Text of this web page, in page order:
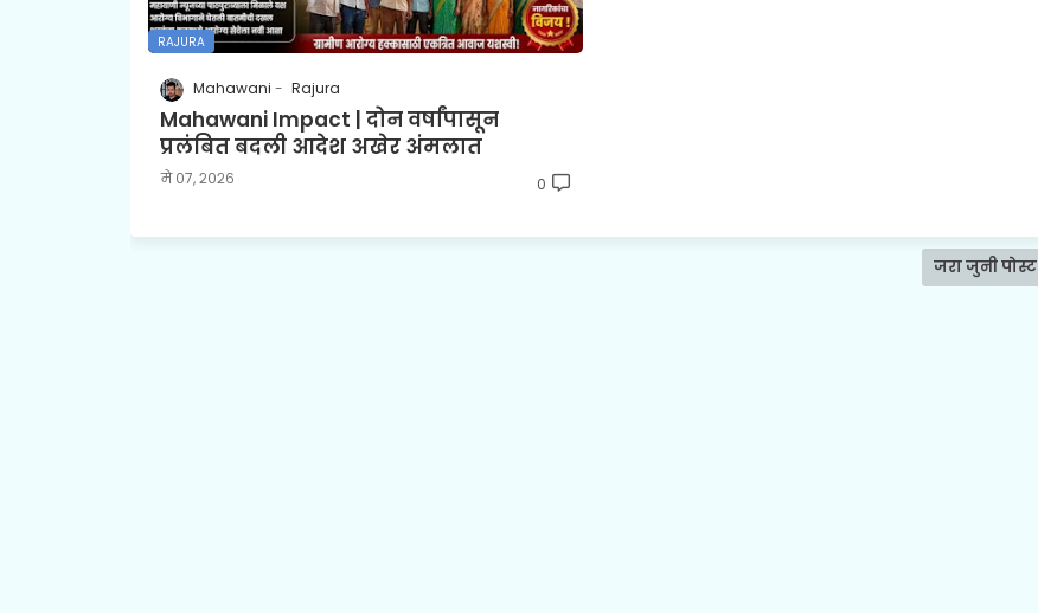
RAJURA
Mahawani Rajura
Mahawani Impact | दोन वर्षांपासून
प्रलंबित बदली आदेश अखेर अंमलात
मे ०७, २०२६ 0
जरा जुनी पोस्ट